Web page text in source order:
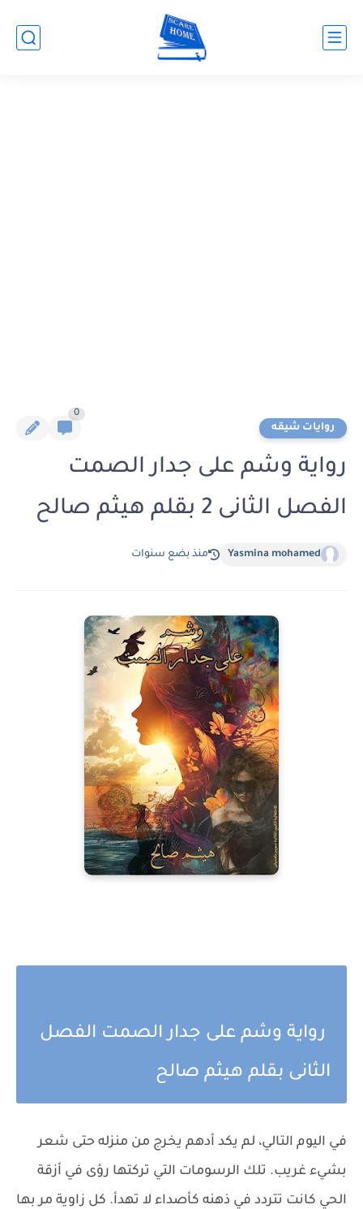
روايات شيقه
0
رواية وشم على جدار الصمت
الفصل الثانى 2 بقلم هيثم صالح
Yasmina mohamed منذ بضع سنوات
رواية وشم على جدار الصمت الفصل
الثانى بقلم هيثم صالح
في اليوم التالي، لم يكد أدهم يخرج من منزله حتى شعر
بشيء غريب. تلك الرسومات التي تركتها رؤى في أزقة
الحي كانت تتردد في ذهنه كأصداء لا تهدأ. كل زاوية مر بها